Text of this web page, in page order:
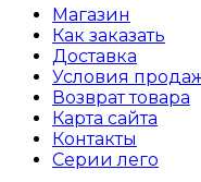
Магазин
Как заказать
Доставка
Условия
Возврат товара
Карта сайта
Контакты
Серии лего